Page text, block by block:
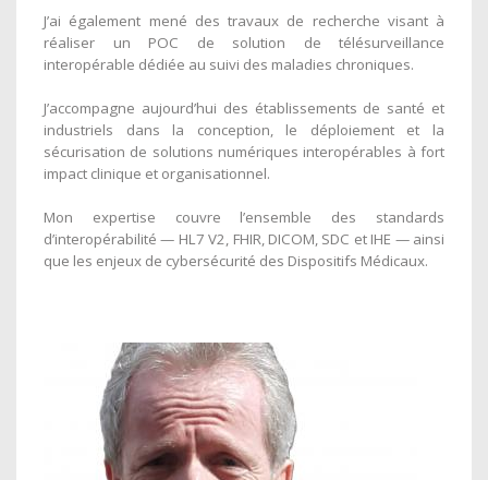
J’ai également mené des travaux de recherche visant à
réaliser un POC de solution de télésurveillance
interopérable dédiée au suivi des maladies chroniques.
J’accompagne aujourd’hui des établissements de santé et
industriels dans la conception, le déploiement et la
sécurisation de solutions numériques interopérables à fort
impact clinique et organisationnel.
Mon expertise couvre l’ensemble des standards
d’interopérabilité — HL7 V2, FHIR, DICOM, SDC et IHE — ainsi
que les enjeux de cybersécurité des Dispositifs Médicaux.